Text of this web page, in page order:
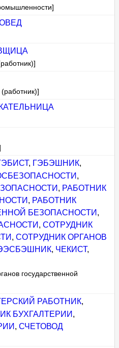
, ГЭБЭШНИК,
,
, РАБОТНИК
, РАБОТНИК
БЕЗОПАСНОСТИ ,
,СОТРУДНИК
,СОТРУДНИК ОРГАНОВ
, ЧЕКИСТ,
государственной
РАБОТНИК,
БУХГАЛТЕРИИ ,
,СЧЕТОВОД